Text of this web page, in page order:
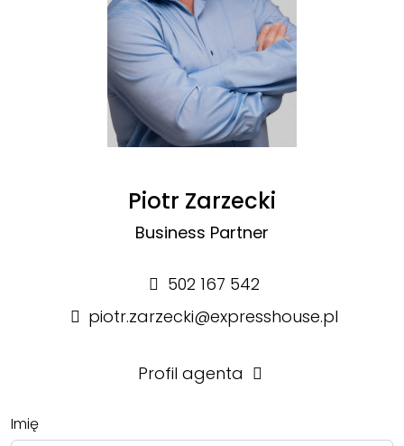
Piotr Zarzecki
Business Partner
502 167 542
piotr.zarzecki@expresshouse.pl
Profil agenta
Imię